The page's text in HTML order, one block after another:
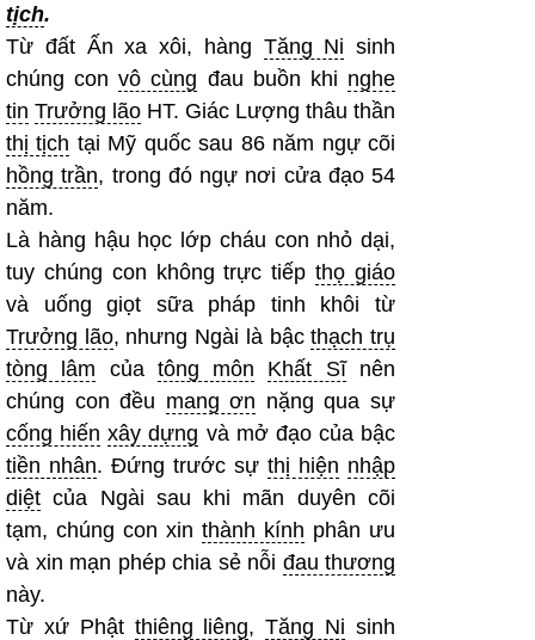
tịch.
Từ đất Ấn xa xôi, hàng Tăng Ni sinh
chúng convô cùng đau buồn khi nghe
tin Trưởng lão HT. Giác Lượng thâu thần
thị tịch tại Mỹ quốc sau 86 năm ngự cõi
hồng trần, trong đó ngự nơi cửa đạo 54
năm.
Là hàng hậu học lớp cháu con nhỏ dại,
tuy chúng con không trực tiếpthọ giáo
và uống giọt sữa pháp tinh khôi từ
Trưởng lão, nhưng Ngài là bậcthạch trụ
tòng lâm của tông môn Khất Sĩnên
chúng con đều mang ơn nặng qua sự
cống hiến xây dựng và mở đạo của bậc
tiền nhân. Đứng trước sự thị hiện nhập
diệt của Ngài sau khi mãn duyên cõi
tạm, chúng con xin thành kính phân ưu
và xin mạn phép chia sẻ nỗi đau thương
này.
Từ xứ Phật thiêng liêng,Tăng Ni sinh